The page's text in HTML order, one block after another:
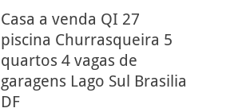
Casa a venda QI 27
piscina Churrasqueira 5
quartos 4 vagas de
garagens Lago Sul Brasilia
DF